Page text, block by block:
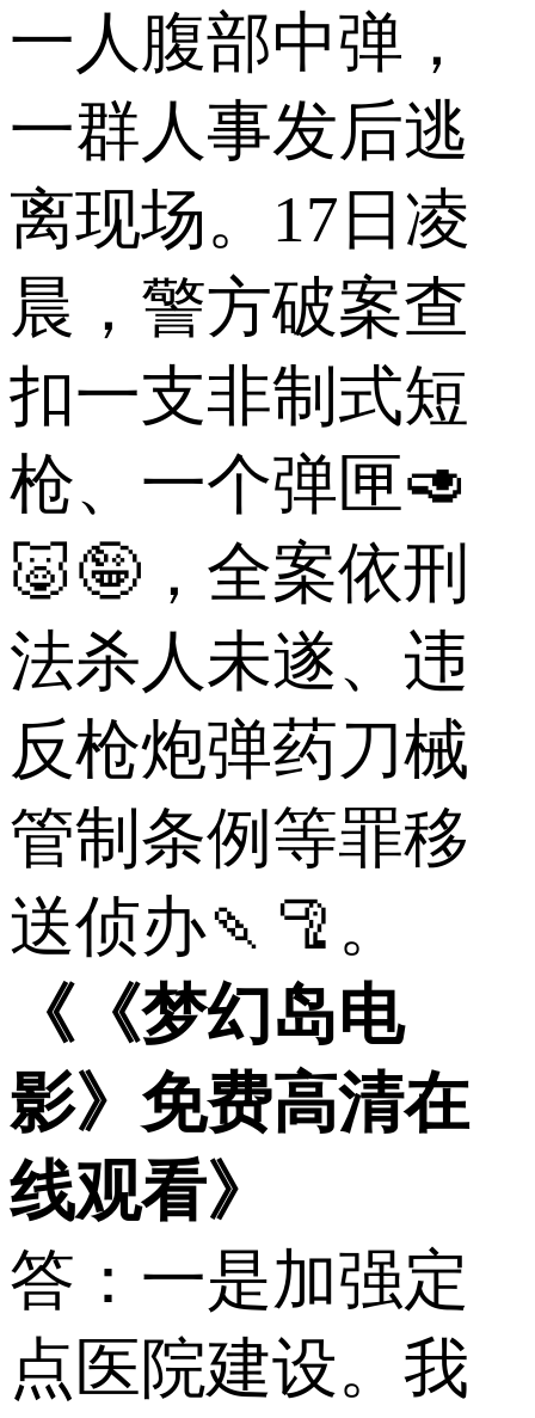
一人腹部中弹，
一群人事发后逃
离现场。17日凌
晨，警方破案查
扣一支非制式短
枪、一个弹匣🥑
🐷🤪，全案依刑
法杀人未遂、违
反枪炮弹药刀械
管制条例等罪移
送侦办🍡🦿。
《《梦幻岛电
影》免费高清在
线观看》
答：一是加强定
点医院建设。我